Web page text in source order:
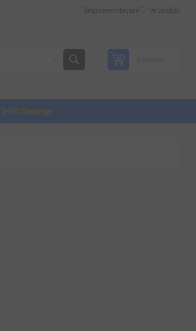
Registreren Inloggen Verlanglijst
✨Gift Concierge